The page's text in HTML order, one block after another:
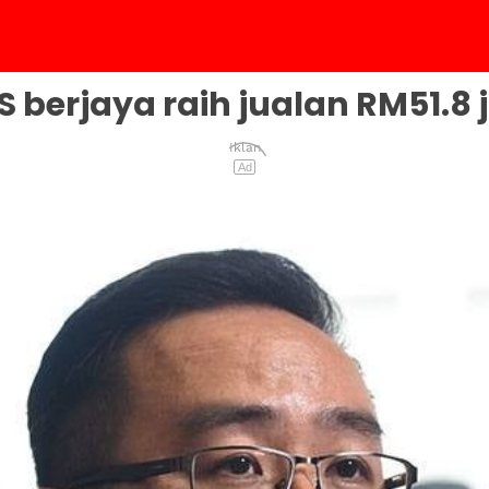
berjaya raih jualan RM51.8
Iklan
Ad